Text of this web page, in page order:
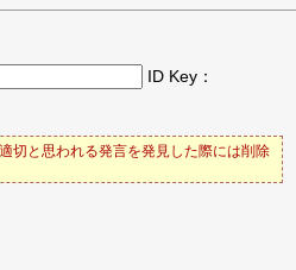
ID Key：
切と思われる発言を発見した際には削除